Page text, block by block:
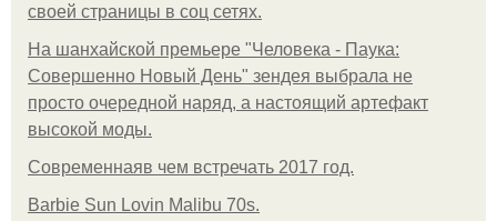
своей страницы в соц сетях.
На шанхайской премьере "Человека - Паука:
Совершенно Новый День" зендея выбрала не
просто очередной наряд, а настоящий артефакт
высокой моды.
Современнаяв чем встречать 2017 год.
Barbie Sun Lovin Malibu 70s.